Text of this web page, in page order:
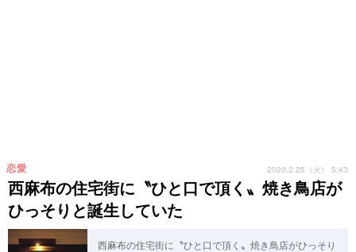
西麻布の住宅街に〝ひと口で頂く〟焼き鳥店が
ひっそりと誕生していた
恋愛 2020.2.25（火） 5:43
西麻布の住宅街に〝ひと口で頂く〟焼き鳥店がひっそり